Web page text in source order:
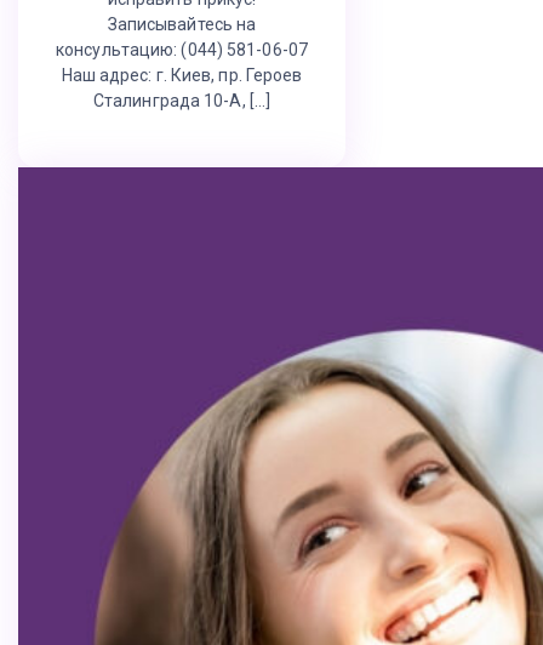
Записывайтесь на
консультацию: (044) 581-06-07
Наш адрес: г. Киев, пр. Героев
Сталинграда 10-А, […]